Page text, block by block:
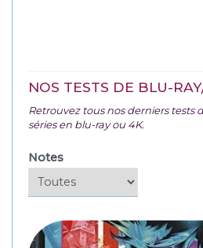
NOS TESTS DE BLU-
Retrouvez tous nos derniers tests
séries en blu-ray ou 4K.
Notes